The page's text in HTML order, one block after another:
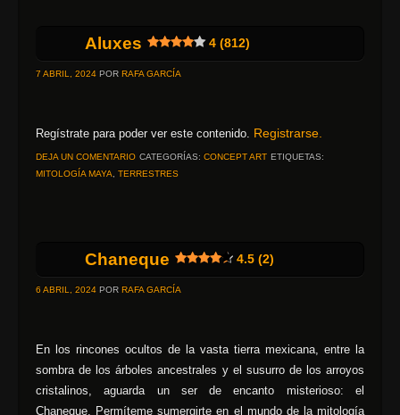
Aluxes 4 (812)
7 ABRIL, 2024 POR RAFA GARCÍA
Regístrate para poder ver este contenido. Registrarse.
DEJA UN COMENTARIO CATEGORÍAS: CONCEPT ART ETIQUETAS:
MITOLOGÍA MAYA
TERRESTRES
Chaneque 4.5 (2)
6 ABRIL, 2024 POR RAFA GARCÍA
En los rincones ocultos de la vasta tierra mexicana, entre la
sombra de los árboles ancestrales y el susurro de los arroyos
cristalinos, aguarda un ser de encanto misterioso: el
Chaneque. Permíteme sumergirte en el mundo de la mitología